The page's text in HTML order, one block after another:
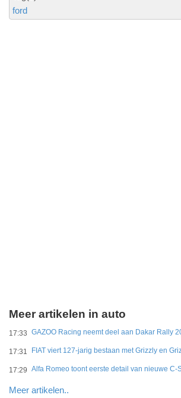
ford
Meer artikelen in auto
17:33
17:31
17:29 Alfa Romeo toont eerste detail van nieuwe C-
Meer artikelen..